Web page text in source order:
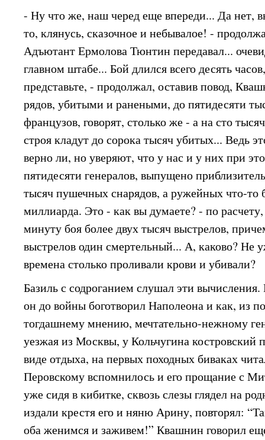
- Ну что же, наш черед еще впереди... Да нет,
то, клянусь, сказочное и небывалое! -
Адъютант Ермолова Тюнтин передавал...
главном штабе... Бой длился всего десять
представьте, - продолжал, оставив повод,
рядов, убитыми и ранеными, до пятидесяти
французов, говорят, столько же - а на сто
строя кладут до сорока тысяч убитых... Ведь
верно ли, но уверяют, что у нас и у них при
пятидесяти генералов, выпущено
тысяч пушечных снарядов, а ружейных что-то
миллиарда. Это - как вы думаете? - по
минуту боя более двух тысяч выстрелов,
выстрелов один смертельный... А, каково? Не
времена столько проливали крови и убивали?
Базиль с содроганием слушал эти
он до войны боготворил Наполеона и как, из
тогдашнему мнению, мечтательно-нежному
уезжая из Москвы, у Кольчугина костровский
виде отдыха, на первых походных биваках
Перовскому вспомнилось и его прощание с
уже сидя в кибитке, сквозь слезы глядел на
издали крестя его и няню Арину, повторял:
оба женимся и заживем!” Квашнин говорил